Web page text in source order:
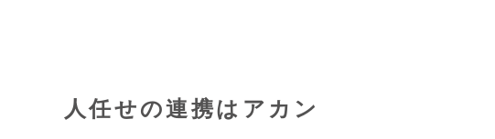
人任せの連携はアカン